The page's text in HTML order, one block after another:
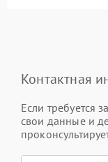
Контактная
Если требуется
свои данные и